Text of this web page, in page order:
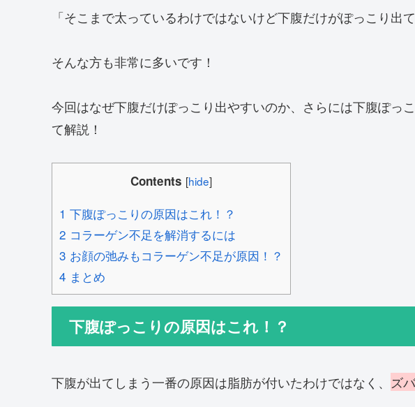
「そこまで太っているわけではないけど下腹だけがぽっこり出
そんな方も非常に多いです！
今回はなぜ下腹だけぽっこり出やすいのか、さらには下腹ぽっ
て解説！
Contents [hide]
1 下腹ぽっこりの原因はこれ！？
2 コラーゲン不足を解消するには
3 お顔の弛みもコラーゲン不足が原因！？
4 まとめ
下腹ぽっこりの原因はこれ！？
下腹が出てしまう一番の原因は脂肪が付いたわけではなく、 ズ